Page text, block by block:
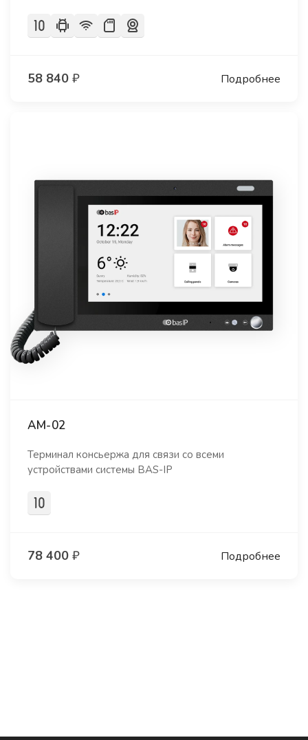
58 840 ₽ Подробнее
AM-02
Терминал консьержа для связи со всеми
устройствами системы BAS-IP
78 400 ₽ Подробнее